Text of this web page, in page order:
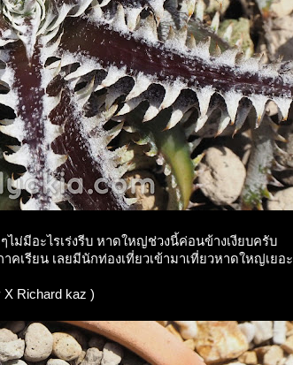
ม่มีอะไรเร่งรีบ หาดใหญ่ช่วงนี้ค่อนข้างเงียบครับ
คเรียน เลยมีนักท่องเที่ยวเข้ามาเที่ยวหาดใหญ่เยอะ
X Richard kaz )